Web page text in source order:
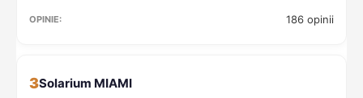
186 opinii
3